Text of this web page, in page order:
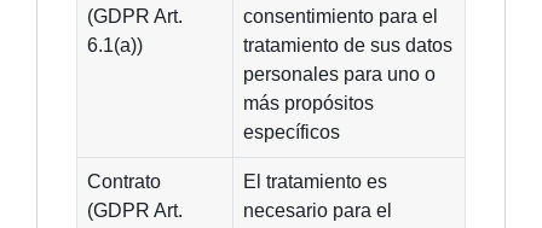
(GDPR Art.
6.1(a))
consentimiento para el
tratamiento de sus datos
personales para uno o
más propósitos
específicos
Contrato
(GDPR Art.
El tratamiento es
necesario para el